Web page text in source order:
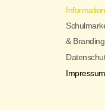
& Branding
Impressum